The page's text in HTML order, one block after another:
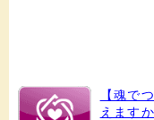
【魂で
えます